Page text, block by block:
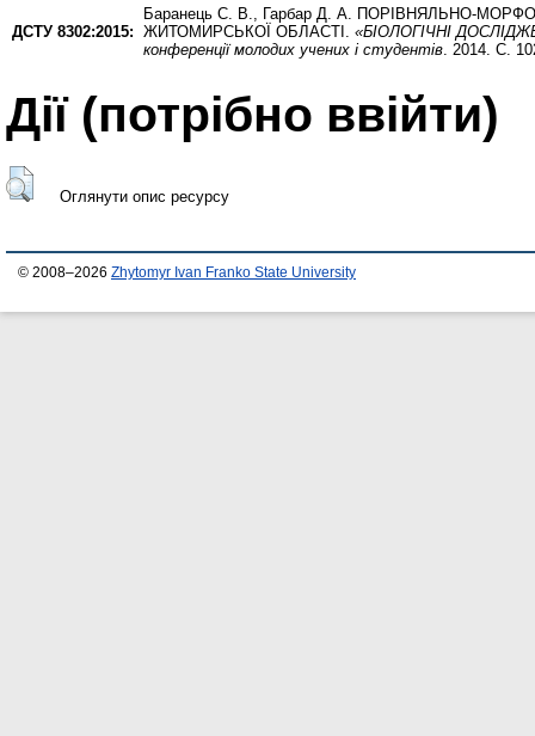
ДСТУ 8302:2015:
Баранець С. В. Гарбар Д. А. ПОРІВНЯЛЬНО-
ЖИТОМИРСЬКОЇ ОБЛАСТІ. «БІОЛОГІЧНІ
конференції молодих учених і студентів . 2014. С.
Дії ​​(потрібно ввійти)
Оглянути опис ресурсу
© 2008–2026 Zhytomyr Ivan Franko State University